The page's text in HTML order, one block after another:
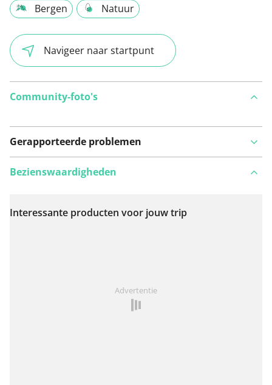
Bergen Natuur
Navigeer naar startpunt
Community-foto's
Gerapporteerde problemen
Bekijk op kaart
Bezienswaardigheden
Interessante producten voor jouw trip
Advertentie